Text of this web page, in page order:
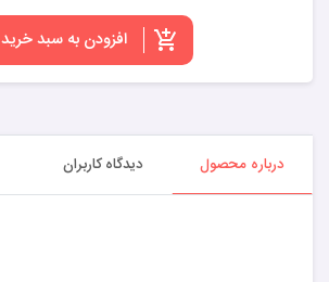
افزودن به سبد خرید
درباره محصول دیدگاه کاربران